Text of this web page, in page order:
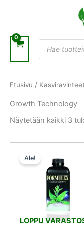
Products
search
Etusivu / Kasviravinteet
Growth Technology
Näytetään kaikki 3
LOPPU
Ale!
6,50 €.
on:
5,85 €.